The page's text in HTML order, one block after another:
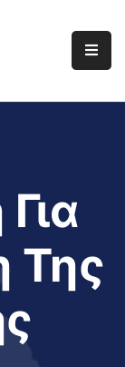
Της